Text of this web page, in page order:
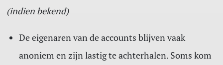
(indien bekend)
De eigenaren van de accounts blijven vaak
anoniem en zijn lastig te achterhalen. Soms kom